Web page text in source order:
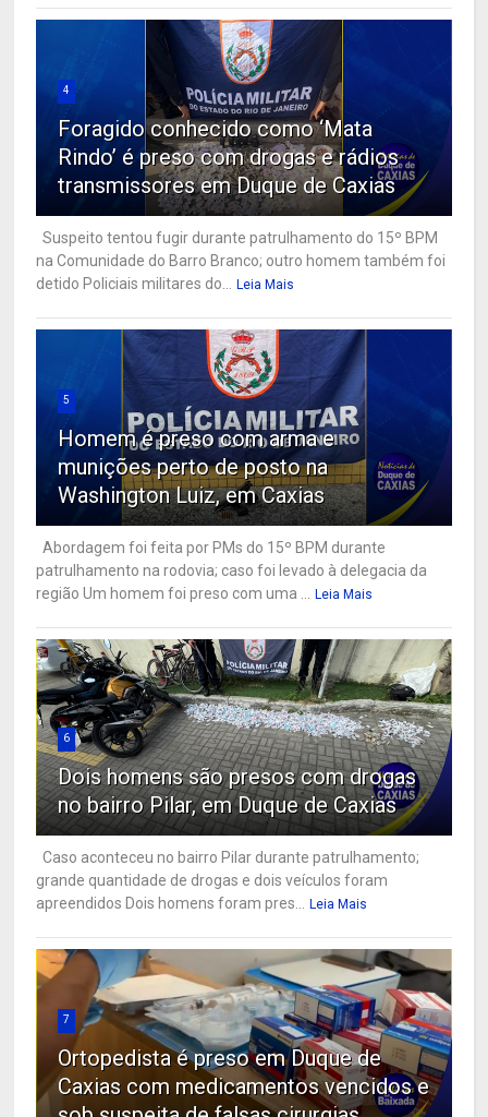
4
Foragido conhecido como ‘Mata
Rindo’ é preso com drogas e rádios
transmissores em Duque de Caxias
Suspeito tentou fugir durante patrulhamento do 15º BPM
na Comunidade do Barro Branco; outro homem também foi
detido Policiais militares do...
Leia Mais
5
Homem é preso com arma e
munições perto de posto na
Washington Luiz, em Caxias
Abordagem foi feita por PMs do 15º BPM durante
patrulhamento na rodovia; caso foi levado à delegacia da
região Um homem foi preso com uma ...
Leia Mais
6
Dois homens são presos com drogas
no bairro Pilar, em Duque de Caxias
Caso aconteceu no bairro Pilar durante patrulhamento;
grande quantidade de drogas e dois veículos foram
apreendidos Dois homens foram pres...
Leia Mais
7
Ortopedista é preso em Duque de
Caxias com medicamentos vencidos e